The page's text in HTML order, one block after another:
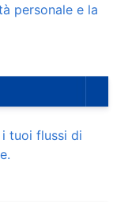
personale e la
tuoi flussi di